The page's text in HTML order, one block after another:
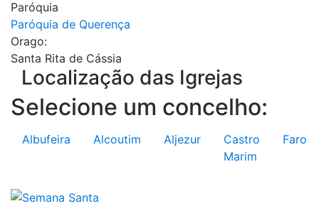
Paróquia
Paróquia de Querença
Orago:
Santa Rita de Cássia
Localização das Igrejas
Selecione um concelho:
Albufeira Alcoutim Aljezur
Castro
Marim
Faro